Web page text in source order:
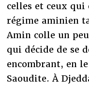
celles et ceux qui
régime aminien
Amin colle un
qui décide de se
encombrant, en
Saoudite. À